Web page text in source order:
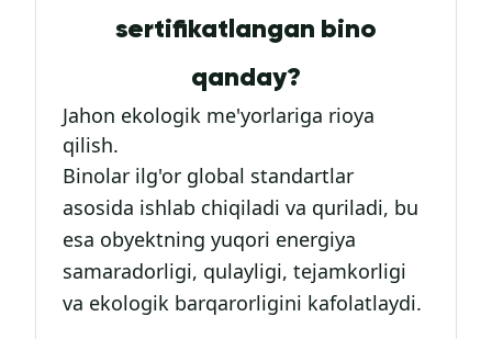
sertifikatlangan bino
qanday?
Jahon ekologik me'yorlariga rioya
qilish.
Binolar ilg'or global standartlar
asosida ishlab chiqiladi va quriladi, bu
esa obyektning yuqori energiya
samaradorligi, qulayligi, tejamkorligi
va ekologik barqarorligini kafolatlaydi.